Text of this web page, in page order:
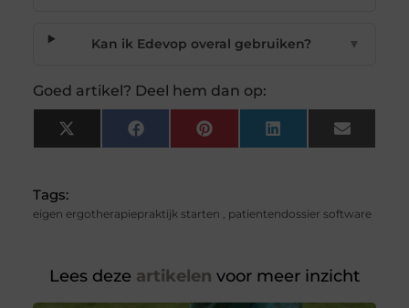
Kan ik Edevop overal gebruiken? ▼
Goed artikel? Deel hem dan op:
X
(Twitter)
FacebookPinterest LinkedIn Email
Tags:
eigen ergotherapiepraktijk starten , patientendossier software
Lees deze artikelen voor meer inzicht